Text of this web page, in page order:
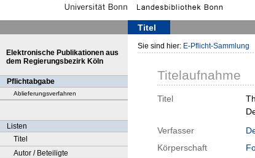
Titel
Elektronische Publikationen aus
dem Regierungsbezirk Köln
Pflichtabgabe
Ablieferungsverfahren
Listen
Titel
Autor / Beteiligte
Sie sind hier: E-Pflicht-Sammlung
Titelaufnahme
Titel
Verfasser
Körperschaft